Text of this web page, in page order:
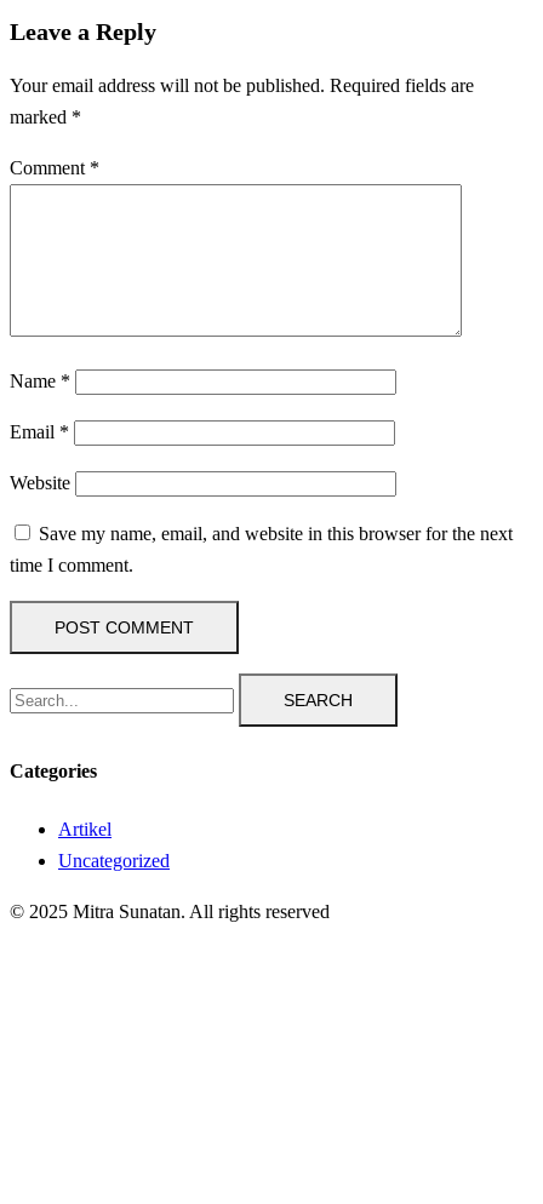
Leave a Reply
Your email address will not be published. Required fields are
marked *
Comment *
Name *
Email *
Website
Save my name, email, and website in this browser for the next
time I comment.
SEARCH
Categories
Artikel
Uncategorized
© 2025 Mitra Sunatan. All rights reserved